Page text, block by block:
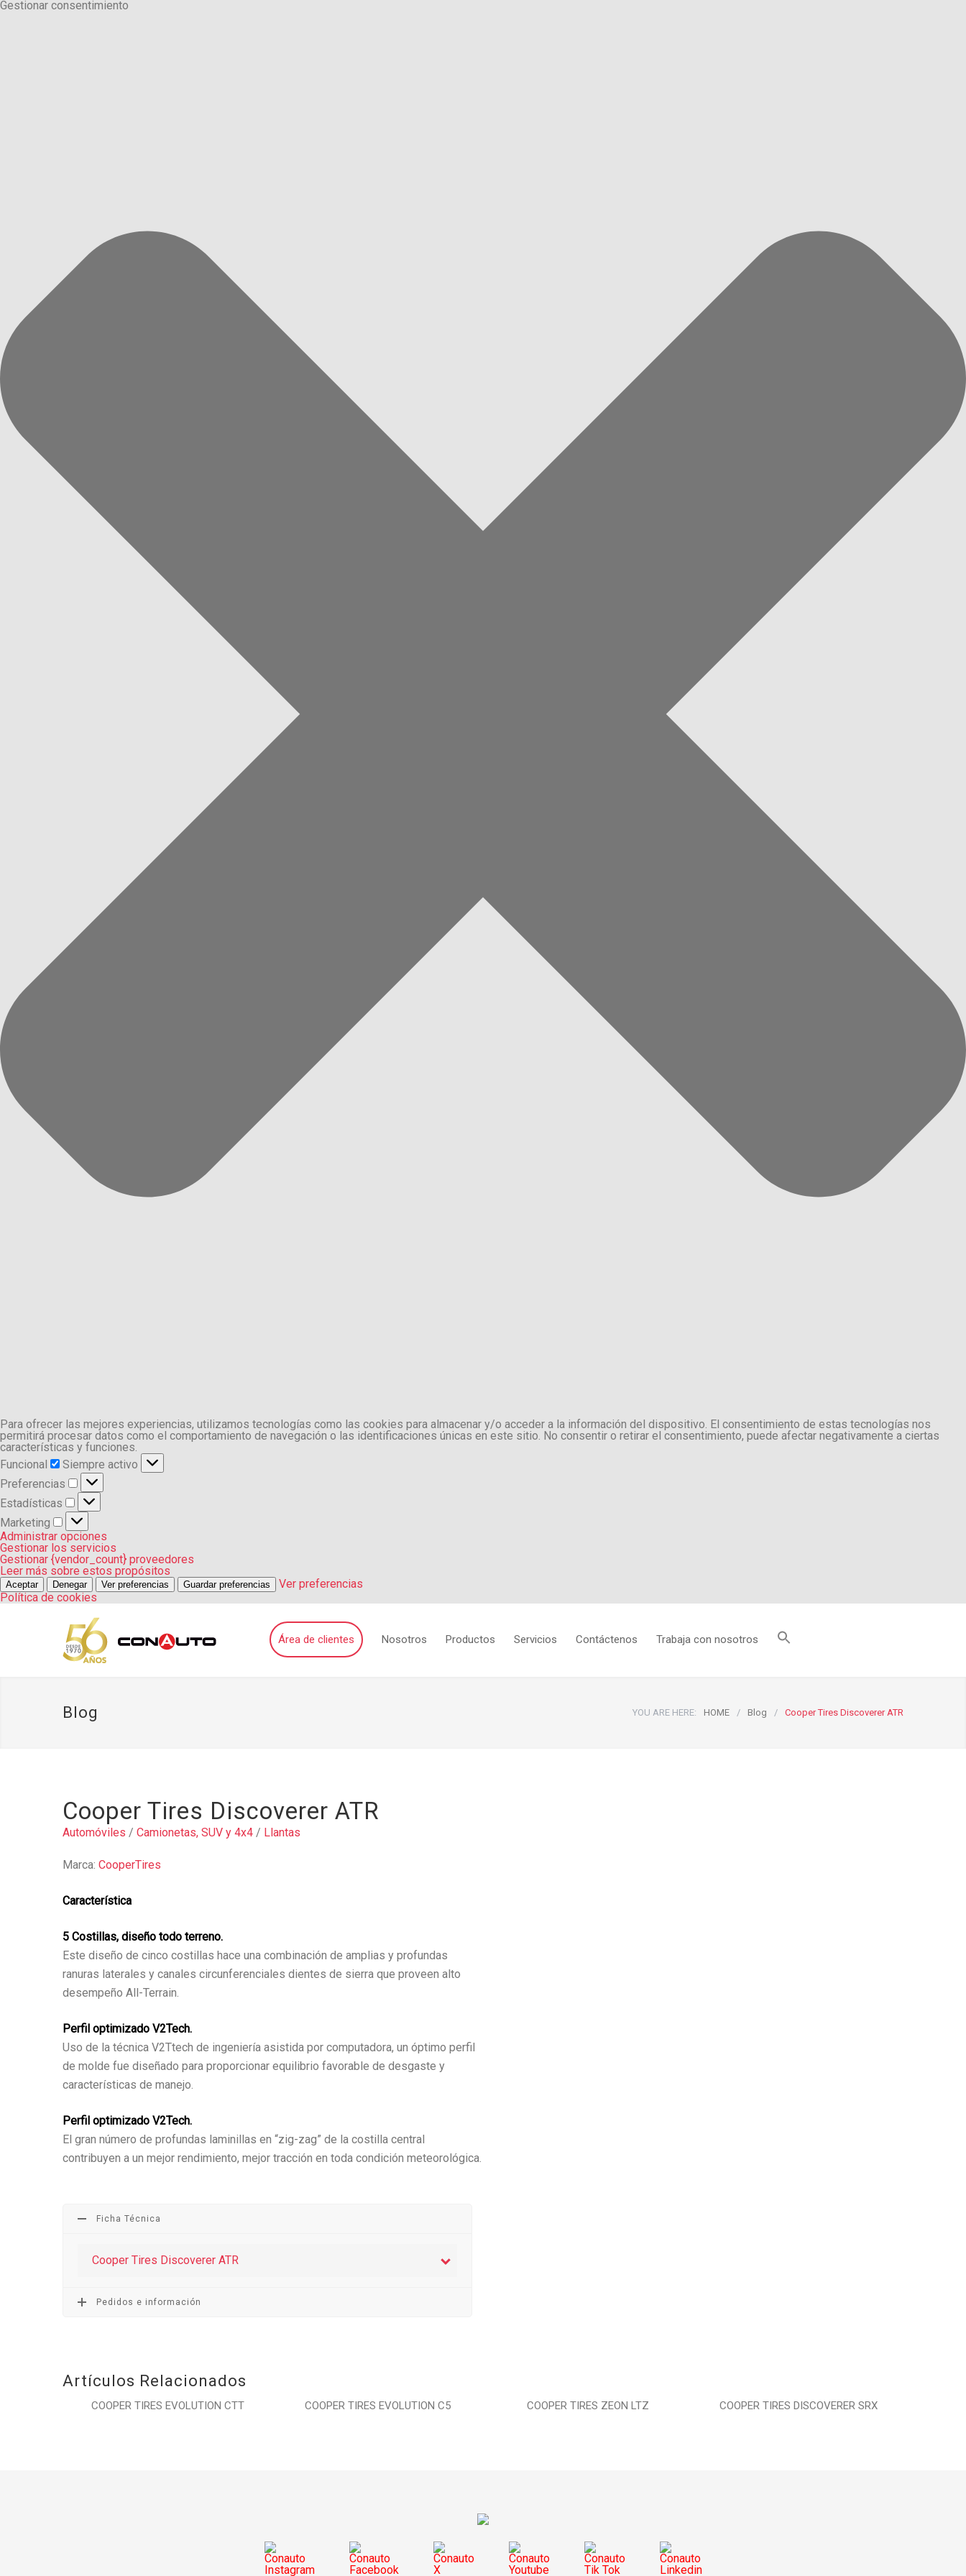
Gestionar consentimiento
Para ofrecer las mejores experiencias, utilizamos tecnologías como las cookies para almacenar y/o acceder a la información del dispositivo. El consentimiento de estas tecnologías nos
permitirá procesar datos como el comportamiento de navegación o las identificaciones únicas en este sitio. No consentir o retirar el consentimiento, puede afectar negativamente a ciertas
características y funciones.
Funcional
Funcional
Siempre activo
Preferencias
Preferencias
Estadísticas
Estadísticas
Marketing
Marketing
Administrar opciones
Gestionar los servicios
Gestionar {vendor_count} proveedores
Leer más sobre estos propósitos
Aceptar Denegar Ver preferencias Guardar preferencias
Ver preferencias
Política de cookies
Área de clientes Nosotros Productos Servicios Contáctenos Trabaja con nosotros
Blog YOU ARE HERE: HOME / Blog / Cooper Tires Discoverer ATR
Cooper Tires Discoverer ATR
Automóviles / Camionetas, SUV y 4x4 / Llantas
Marca: CooperTires
Característica
5 Costillas, diseño todo terreno.
Este diseño de cinco costillas hace una combinación de amplias y profundas
ranuras laterales y canales circunferenciales dientes de sierra que proveen alto
desempeño All-Terrain.
Perfil optimizado V2Tech.
Uso de la técnica V2Ttech de ingeniería asistida por computadora, un óptimo perfil
de molde fue diseñado para proporcionar equilibrio favorable de desgaste y
características de manejo.
Perfil optimizado V2Tech.
El gran número de profundas laminillas en “zig-zag” de la costilla central
contribuyen a un mejor rendimiento, mejor tracción en toda condición meteorológica.
Ficha Técnica
Cooper Tires Discoverer ATR
Pedidos e información
Artículos Relacionados
COOPER TIRES EVOLUTION CTT COOPER TIRES EVOLUTION C5 COOPER TIRES ZEON LTZ COOPER TIRES DISCOVERER SRX